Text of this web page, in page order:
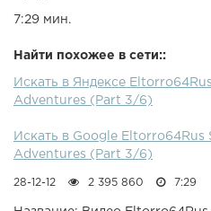
7:29 мин.
Найти похожее в сети::
Искать в Яндексе
Adventures (Part 3/6)
Искать в Google
Adventures (Part 3/6)
28-12-12 2 395 860 7:29